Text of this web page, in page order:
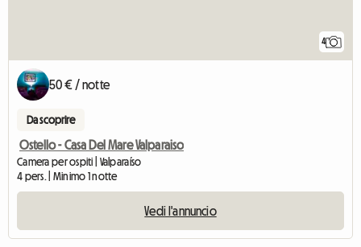
4
50 € / notte
Da scoprire
Ostello - Casa Del Mare Valparaiso
Camera per ospiti | Valparaíso
4 pers. | Minimo 1 notte
Vedi l'annuncio